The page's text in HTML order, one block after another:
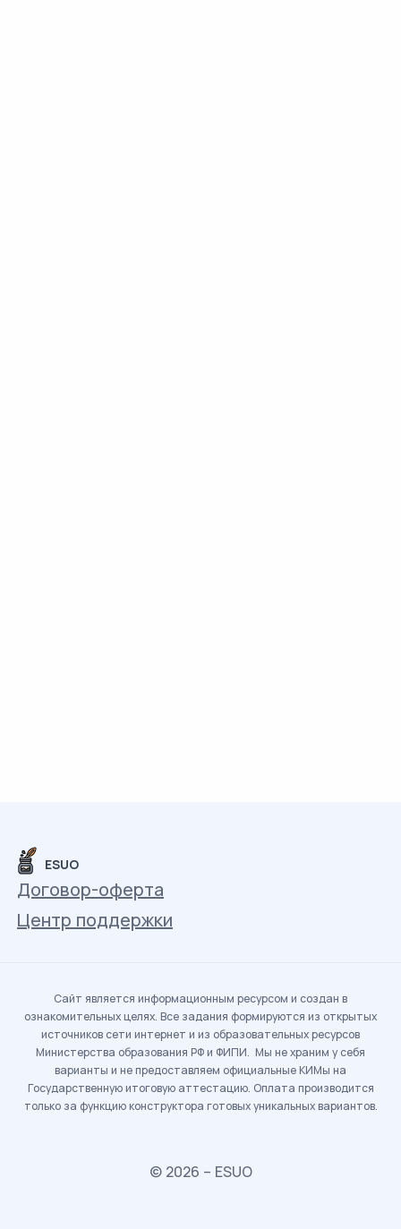
ESUO
Договор-оферта
Центр поддержки
Сайт является информационным ресурсом и создан в
ознакомительных целях. Все задания формируются из открытых
источников сети интернет и из образовательных ресурсов
Министерства образования РФ и ФИПИ. Мы не храним у себя
варианты и не предоставляем официальные КИМы на
Государственную итоговую аттестацию. Оплата производится
только за функцию конструктора готовых уникальных вариантов.
© 2026 – ESUO